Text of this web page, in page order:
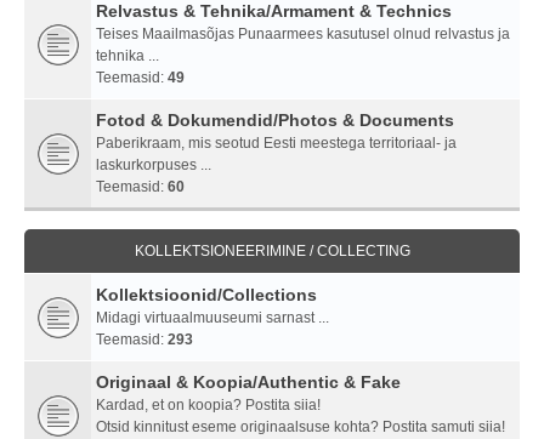
Relvastus & Tehnika/Armament & Technics
Teises Maailmasõjas Punaarmees kasutusel olnud relvastus ja
tehnika ...
Teemasid: 49
Fotod & Dokumendid/Photos & Documents
Paberikraam, mis seotud Eesti meestega territoriaal- ja
laskurkorpuses ...
Teemasid: 60
KOLLEKTSIONEERIMINE / COLLECTING
Kollektsioonid/Collections
Midagi virtuaalmuuseumi sarnast ...
Teemasid: 293
Originaal & Koopia/Authentic & Fake
Kardad, et on koopia? Postita siia!
Otsid kinnitust eseme originaalsuse kohta? Postita samuti siia!